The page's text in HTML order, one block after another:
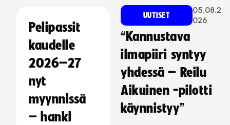
Pelipassit
kaudelle
2026–27
nyt
myynnissä
– hanki
UUTISET
05.08.2
026
“Kannustava
ilmapiiri syntyy
yhdessä – Reilu
Aikuinen -pilotti
käynnistyy”